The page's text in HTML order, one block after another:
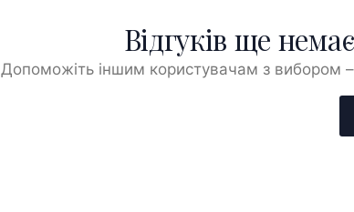
Відгуків ще
Допоможіть іншим користувачам з вибором